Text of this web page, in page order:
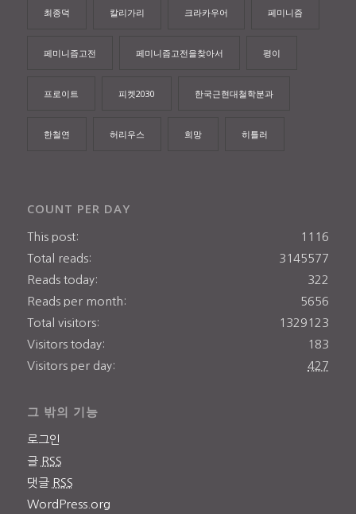
최종덕 칼리가리 크라카우어 페미니즘
페미니즘고전 페미니즘고전을찾아서 평이
프로이트 피켓2030 한국근현대철학분과
한철연 허리우스 희망 히틀러
COUNT PER DAY
1116
This post:
3145577
Total reads:
322
Reads today:
5656
Reads per month:
1329123
Total visitors:
183
Visitors today:
427
Visitors per day:
그 밖의 기능
로그인
글 RSS
댓글 RSS
WordPress.org